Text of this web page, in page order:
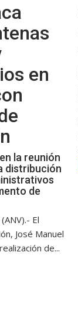
en
la reunión
distribución
de
El
José Manuel
de...